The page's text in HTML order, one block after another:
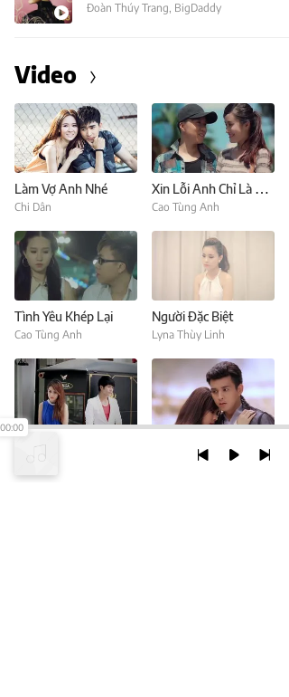
Đoàn Thúy Trang, BigDaddy
Video
Làm Vợ Anh Nhé
Chi Dân
Xin Lỗi Anh Chỉ Là Thằng Bán Kem (Nhường Điều Ước Cho Em)
Cao Tùng Anh
Tình Yêu Khép Lại
Cao Tùng Anh
Người Đặc Biệt
Lyna Thùy Linh
Lyna Thùy Linh Hồ Quang Hiếu
00:00